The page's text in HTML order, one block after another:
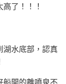
了！！！
湖水底部，認真